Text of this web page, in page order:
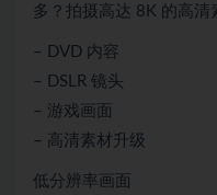
多？拍摄高达 8K 的高清
– DVD 内容
– DSLR 镜头
– 游戏画面
– 高清素材升级
低分辨率画面